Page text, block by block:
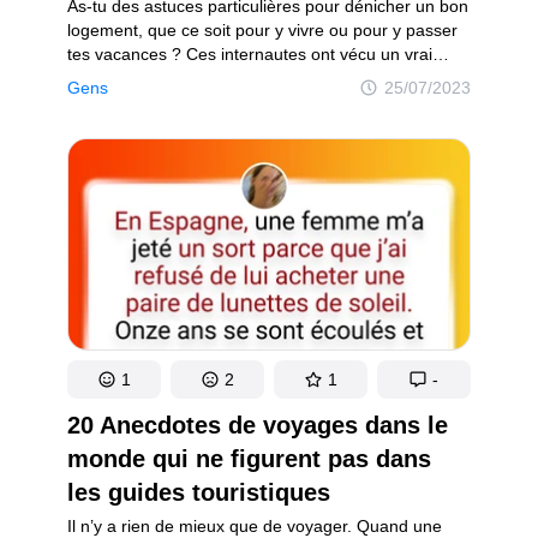
Gens 25/07/2023
As-tu des astuces particulières pour dénicher un bon
logement, que ce soit pour y vivre ou pour y passer
tes vacances ? Ces internautes ont vécu un vrai
cauchemar après avoir loué un hébergement et ont
décidé de partager leurs histoires. Certains récits
20 Anecdotes de voyages dans le
monde qui ne figurent pas dans
les guides touristiques
Il n’y a rien de mieux que de voyager. Quand une
1 2 1 -